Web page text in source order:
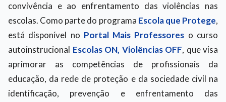
convivência e ao enfrentamento das violências nas
escolas. Como parte do programa Escola que Protege,
está disponível no Portal Mais Professores o curso
autoinstrucional Escolas ON, Violências OFF, que visa
aprimorar as competências de profissionais da
educação, da rede de proteção e da sociedade civil na
identificação, prevenção e enfrentamento das